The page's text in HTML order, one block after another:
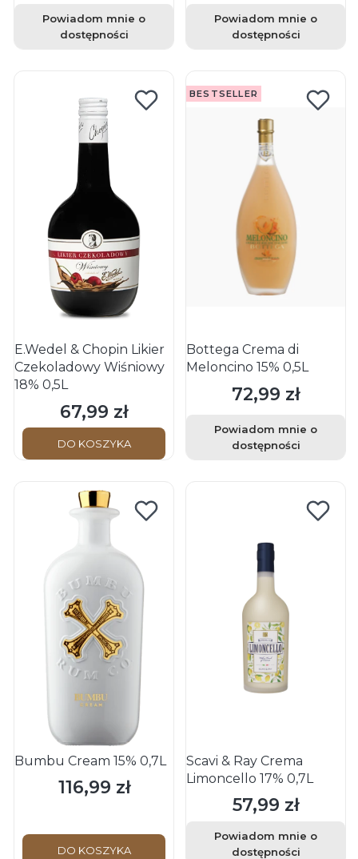
Powiadom mnie o
dostępności
Powiadom mnie o
dostępności
E.Wedel & Chopin Likier
Czekoladowy Wiśniowy
18% 0,5L
Cena
67,99 zł
DO KOSZYKA
BESTSELLER
Bottega Crema di
Meloncino 15% 0,5L
Cena
72,99 zł
Powiadom mnie o
dostępności
Bumbu Cream 15% 0,7L
Cena
116,99 zł
DO KOSZYKA
Scavi & Ray Crema
Limoncello 17% 0,7L
Cena
57,99 zł
Powiadom mnie o
dostępności